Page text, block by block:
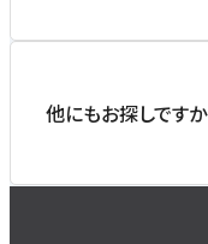
他にもお探しですか